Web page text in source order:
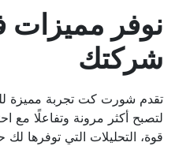
نوفر مميزات
شركتك
تقدم شورت كت تجربة مميزة
لتصبح أكثر مرونة وتفاعلًا مع
قوة، التحليلات التي توفرها لك